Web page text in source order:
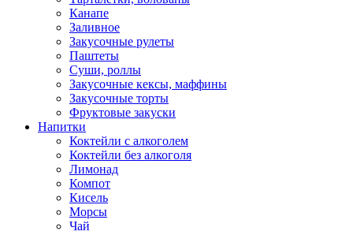
Канапе
Заливное
Закусочные рулеты
Паштеты
Суши, роллы
Закусочные кексы, маффины
Закусочные торты
Фруктовые закуски
Напитки
Коктейли с алкоголем
Коктейли без алкоголя
Лимонад
Компот
Кисель
Морсы
Чай